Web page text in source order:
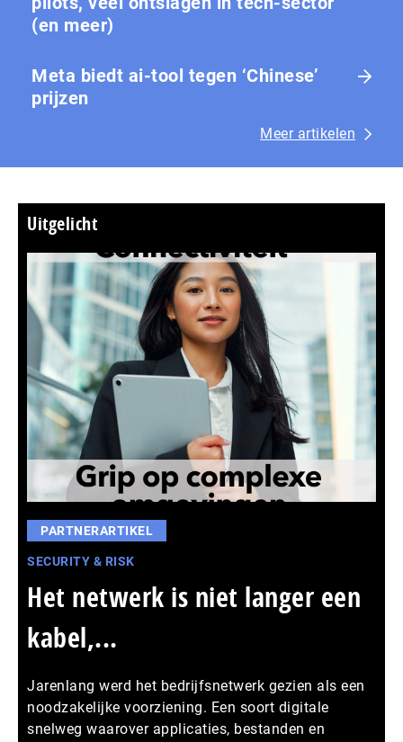
(en meer)
Meta biedt ai-tool tegen ‘Chinese’
prijzen
Meer artikelen
Uitgelicht
PARTNERARTIKEL
SECURITY & RISK
Het netwerk is niet langer een
kabel,...
Jarenlang werd het bedrijfsnetwerk gezien als een
noodzakelijke voorziening. Een soort digitale
snelweg waarover applicaties, bestanden en